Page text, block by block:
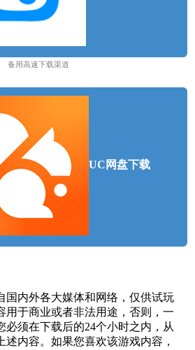
，外功、内功、轻功、硬功，40
备用高速下载渠道
UC网盘下载
国内外各大媒体和网络，仅供试玩
用于商业或者非法用途，否则，一
必须在下载后的24个小时之内，从
内容。如果您喜欢该游戏内容，